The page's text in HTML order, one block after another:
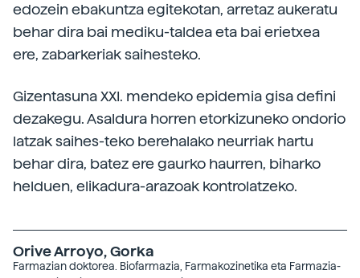
edozein ebakuntza egitekotan, arretaz aukeratu
behar dira bai mediku-taldea eta bai erietxea
ere, zabarkeriak saihesteko.
Gizentasuna XXI. mendeko epidemia gisa defini
dezakegu. Asaldura horren etorkizuneko ondorio
latzak saihes-teko berehalako neurriak hartu
behar dira, batez ere gaurko haurren, biharko
helduen, elikadura-arazoak kontrolatzeko.
Orive Arroyo, Gorka
Farmazian doktorea. Biofarmazia, Farmakozinetika eta Farmazia-